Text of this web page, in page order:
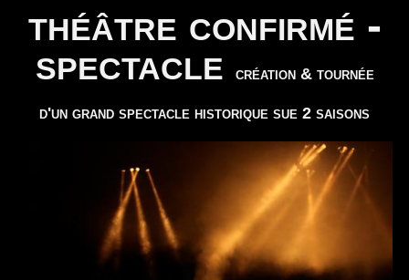
théâtre confirmé -
spectacle
création & tournée
d'un grand spectacle historique sue 2 saisons